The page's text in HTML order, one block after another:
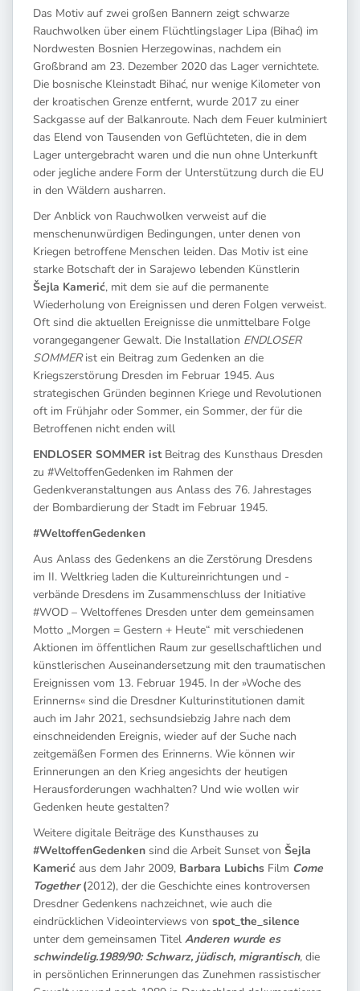
Das Motiv auf zwei großen Bannern zeigt schwarze
Rauchwolken über einem Flüchtlingslager Lipa (Bihać) im
Nordwesten Bosnien Herzegowinas, nachdem ein
Großbrand am 23. Dezember 2020 das Lager vernichtete.
Die bosnische Kleinstadt Bihać, nur wenige Kilometer von
der kroatischen Grenze entfernt, wurde 2017 zu einer
Sackgasse auf der Balkanroute. Nach dem Feuer kulminiert
das Elend von Tausenden von Geflüchteten, die in dem
Lager untergebracht waren und die nun ohne Unterkunft
oder jegliche andere Form der Unterstützung durch die EU
in den Wäldern ausharren.
Der Anblick von Rauchwolken verweist auf die
menschenunwürdigen Bedingungen, unter denen von
Kriegen betroffene Menschen leiden. Das Motiv ist eine
starke Botschaft der in Sarajewo lebenden Künstlerin
Šejla Kamerić, mit dem sie auf die permanente
Wiederholung von Ereignissen und deren Folgen verweist.
Oft sind die aktuellen Ereignisse die unmittelbare Folge
vorangegangener Gewalt. Die Installation ENDLOSER
SOMMERist ein Beitrag zum Gedenken an die
Kriegszerstörung Dresden im Februar 1945. Aus
strategischen Gründen beginnen Kriege und Revolutionen
oft im Frühjahr oder Sommer, ein Sommer, der für die
Betroffenen nicht enden will
ENDLOSER SOMMER ist Beitrag des Kunsthaus Dresden
zu #WeltoffenGedenken im Rahmen der
Gedenkveranstaltungen aus Anlass des 76. Jahrestages
der Bombardierung der Stadt im Februar 1945.
#WeltoffenGedenken
Aus Anlass des Gedenkens an die Zerstörung Dresdens
im II. Weltkrieg laden die Kultureinrichtungen und -
verbände Dresdens im Zusammenschluss der Initiative
#WOD – Weltoffenes Dresden unter dem gemeinsamen
Motto „Morgen = Gestern + Heute“ mit verschiedenen
Aktionen im öffentlichen Raum zur gesellschaftlichen und
künstlerischen Auseinandersetzung mit den traumatischen
Ereignissen vom 13. Februar 1945. In der »Woche des
Erinnerns« sind die Dresdner Kulturinstitutionen damit
auch im Jahr 2021, sechsundsiebzig Jahre nach dem
einschneidenden Ereignis, wieder auf der Suche nach
zeitgemäßen Formen des Erinnerns. Wie können wir
Erinnerungen an den Krieg angesichts der heutigen
Herausforderungen wachhalten? Und wie wollen wir
Gedenken heute gestalten?
Weitere digitale Beiträge des Kunsthauses zu
#WeltoffenGedenken sind die Arbeit Sunset von Šejla
Kamerić aus dem Jahr 2009, Barbara Lubichs Film Come
Together(2012), der die Geschichte eines kontroversen
Dresdner Gedenkens nachzeichnet, wie auch die
eindrücklichen Videointerviews von spot_the_silence
unter dem gemeinsamen Titel Anderen wurde es
schwindelig.1989/90: Schwarz, jüdisch, migrantisch, die
in persönlichen Erinnerungen das Zunehmen rassistischer